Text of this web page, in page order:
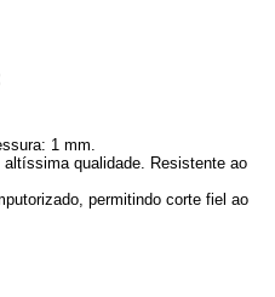
1 mm.
qualidade. Resistente ao
permitindo corte fiel ao